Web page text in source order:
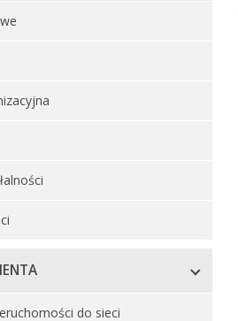
do sieci